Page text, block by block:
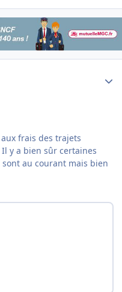
frais des trajets
y a bien sûr certaines
au courant mais bien